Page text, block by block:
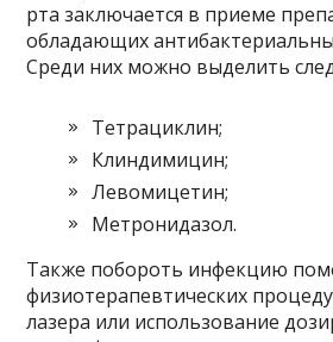
рта заключается в приеме
обладающих
Среди них можно выделить
Тетрациклин;
Клиндимицин;
Левомицетин;
Метронидазол.
Также побороть инфекцию
физиотерапевтических
лазера или использование